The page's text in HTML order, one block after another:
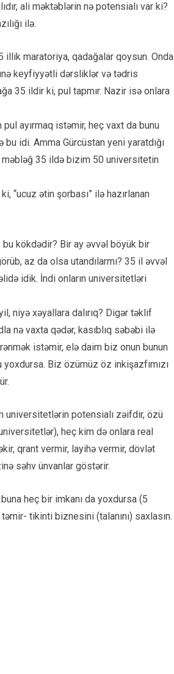
ali məktəblərin nə potensialı var ki?
ilə.
illik maratoriya, qadağalar qoysun. Onda
keyfiyyətli dərsliklər və tədris
35 ildir ki, pul tapmır. Nazir isə onlara
ayırmaq istəmir, heç vaxt da bunu
idi. Amma Gürcüstan yeni yaratdığı
35 ildə bizim 50 universitetin
“ucuz ətin şorbası” ilə hazırlanan
kökdədir? Bir ay əvvəl böyük bir
az da olsa utandılarmı? 35 il əvvəl
idik. İndi onların universitetləri
niyə xəyallara dalırıq? Digər təklif
nə vaxta qədər, kasıblıq səbəbi ilə
istəmir, elə daim biz onun bunun
Biz özümüz öz inkişazfımızı
universitetlərin potensialı zəifdir, özü
heç kim də onlara real
qrant vermir, layihə vermir, dövlət
səhv ünvanlar göstərir.
heç bir imkanı da yoxdursa (5
tikinti biznesini (talanını) saxlasın.